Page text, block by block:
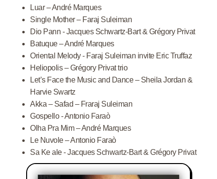
Luar – André Marques
Single Mother – Faraj Suleiman
Dio Pann - Jacques Schwartz-Bart & Grégory Privat
Batuque – André Marques
Oriental Melody - Faraj Suleiman invite Eric Truffaz
Heliopolis – Grégory Privat trio
Let’s Face the Music and Dance – Sheila Jordan &
Harvie Swartz
Akka – Safad – Fraraj Suleiman
Gospello - Antonio Faraò
Olha Pra Mim – André Marques
Le Nuvole – Antonio Faraò
Sa Ke ale - Jacques Schwartz-Bart & Grégory Privat